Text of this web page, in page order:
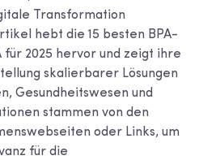
Transformation
hebt die 15 besten BPA-
2025 hervor und zeigt ihre
skalierbarer Lösungen
Gesundheitswesen und
stammen von den
oder Links, um
für die